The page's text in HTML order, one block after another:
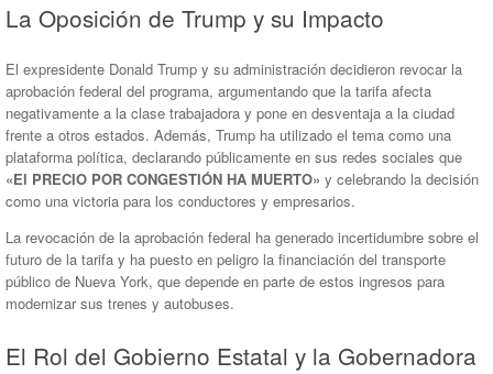
La Oposición de Trump y su Impacto
El expresidente Donald Trump y su administración decidieron revocar la
aprobación federal del programa, argumentando que la tarifa afecta
negativamente a la clase trabajadora y pone en desventaja a la ciudad
frente a otros estados. Además, Trump ha utilizado el tema como una
plataforma política, declarando públicamente en sus redes sociales que
«El PRECIO POR CONGESTIÓN HA MUERTO» y celebrando la decisión
como una victoria para los conductores y empresarios.
La revocación de la aprobación federal ha generado incertidumbre sobre el
futuro de la tarifa y ha puesto en peligro la financiación del transporte
público de Nueva York, que depende en parte de estos ingresos para
modernizar sus trenes y autobuses.
El Rol del Gobierno Estatal y la Gobernadora